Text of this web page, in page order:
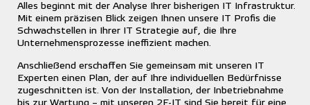
Alles beginnt mit der Analyse Ihrer bisherigen IT Infrastruktur.
Mit einem präzisen Blick zeigen Ihnen unsere IT Profis die
Schwachstellen in Ihrer IT Strategie auf, die Ihre
Unternehmensprozesse ineffizient machen.
Anschließend erschaffen Sie gemeinsam mit unseren IT
Experten einen Plan, der auf Ihre individuellen Bedürfnisse
zugeschnitten ist. Von der Installation, der Inbetriebnahme
bis zur Wartung – mit unseren 2F-IT sind Sie bereit für eine